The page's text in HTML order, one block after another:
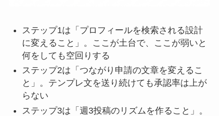
ステップ1は「プロフィールを検索される設計
に変えること」。ここが土台で、ここが弱いと
何をしても空回りする
ステップ2は「つながり申請の文章を変えるこ
と」。テンプレ文を送り続けても承認率は上が
らない
ステップ3は「週3投稿のリズムを作ること」。